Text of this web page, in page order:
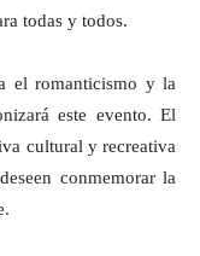
todas y todos.
el romanticismo y la
este evento. El
cultural y recreativa
conmemorar la